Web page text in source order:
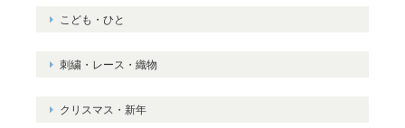
こども・ひと
刺繍・レース・織物
クリスマス・新年